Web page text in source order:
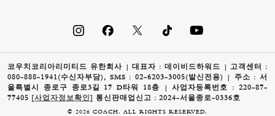
코우치코리아리미티드 유한회사 | 대표자 : 데이비드하워드 | 고객센터 :
080-888-1941(수신자부담), SMS : 02-6203-3005(발신전용) | 주소 : 서
울특별시 종로구 종로3길 17 D타워 18층 | 사업자등록번호 : 220-87-
77405
[사업자정보확인] 통신판매업신고 : 2024-서울종로-0336호
© 2026 COACH. ALL RIGHTS RESERVED.